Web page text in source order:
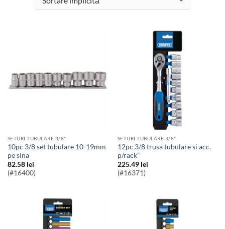
SETURI TUBULARE 3/8"
10pc 3/8 set tubulare 10-19mm
pe sina
82.58 lei
(#16400)
SETURI TUBULARE 3/8"
12pc 3/8 trusa tubulare si acc.
p/rack”
225.49 lei
(#16371)